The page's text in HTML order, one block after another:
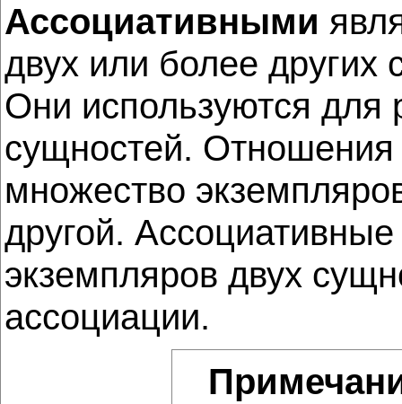
Ассоциативными
двух или более
Они используются для
сущностей. Отношения
множество
другой.
экземпляров двух
ассоциации.